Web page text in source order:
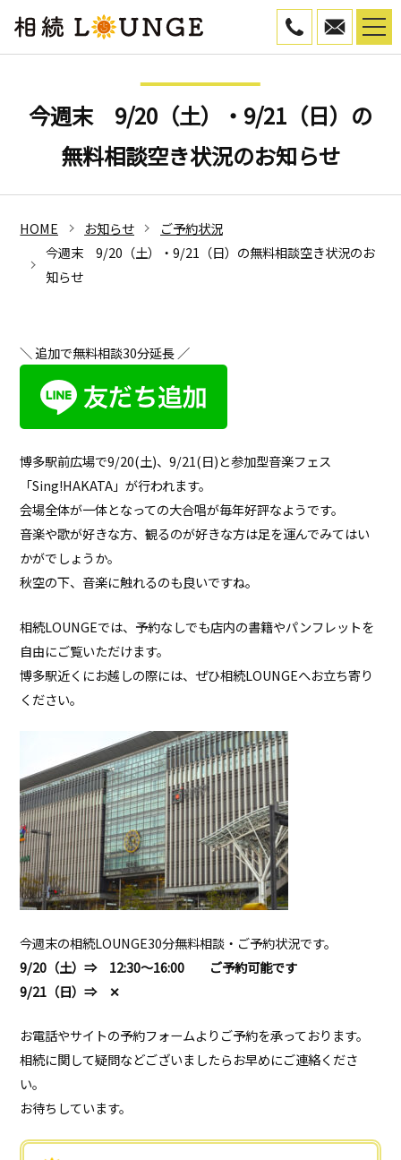
050-5799-
WEB
今週末 9/20（土）・9/21（日）の
無料相談空き状況のお知らせ
HOME お知らせ
ご予約状況
今週末 9/20（土）・9/21（日）の無料相談空き状況のお
知らせ
＼ 追加で無料相談30分延長 ／
博多駅前広場で9/20(土)、9/21(日)と参加型音楽フェス
「Sing!HAKATA」が行われます。
会場全体が一体となっての大合唱が毎年好評なようです。
音楽や歌が好きな方、観るのが好きな方は足を運んでみてはい
かがでしょうか。
秋空の下、音楽に触れるのも良いですね。
相続LOUNGEでは、予約なしでも店内の書籍やパンフレットを
自由にご覧いただけます。
博多駅近くにお越しの際には、ぜひ相続LOUNGEへお立ち寄り
ください。
今週末の相続LOUNGE30分無料相談・ご予約状況です。
9/20（土）⇒ 12:30～16:00 ご予約可能です
9/21（日）⇒ ✕
お電話やサイトの予約フォームよりご予約を承っております。
相続に関して疑問などございましたらお早めにご連絡くださ
い。
お待ちしています。